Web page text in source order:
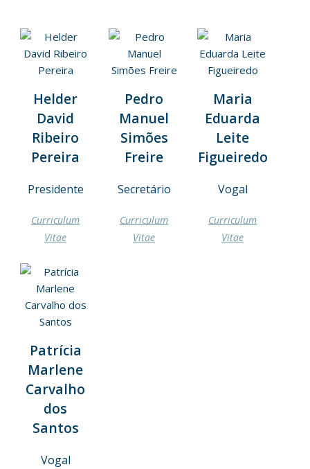
Helder
David
Ribeiro
Pereira
Presidente
Curriculum
Vitae
Pedro
Manuel
Simões
Freire
Secretário
Curriculum
Vitae
Maria
Eduarda
Leite
Figueiredo
Vogal
Curriculum
Vitae
Patrícia
Marlene
Carvalho
dos
Santos
Vogal